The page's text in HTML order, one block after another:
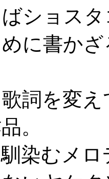
ショス
に書か
詞を変
。
染むメ